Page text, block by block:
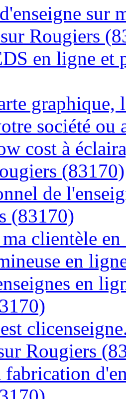
sur
Rougiers
en ligne et
graphique,
société
cost à
(83170)
de
(83170)
clientèle
en
en
Rougiers